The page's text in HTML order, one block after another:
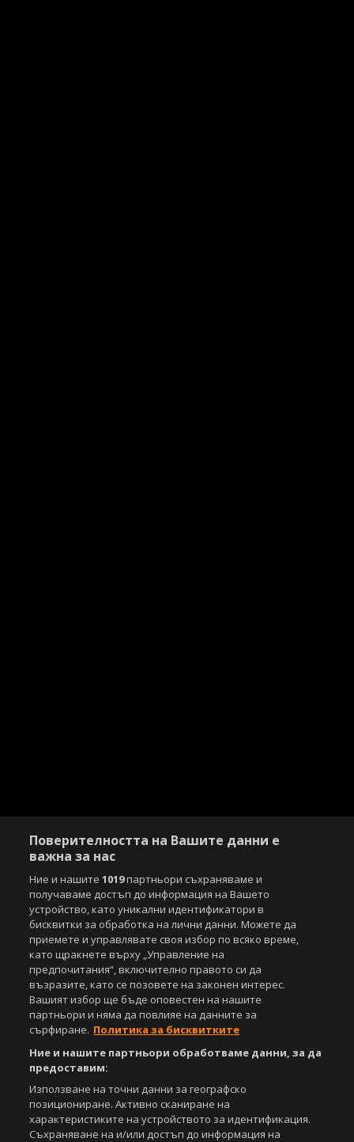
Поверителността на Вашите данни е
важна за нас
Ние и нашите1019партньори съхраняваме и
получаваме достъп до информация на Вашето
устройство, като уникални идентификатори в
бисквитки за обработка на лични данни. Можете да
приемете и управлявате своя избор по всяко време,
като щракнете върху „Управление на
предпочитания“, включително правото си да
възразите, като се позовете на законен интерес.
Вашият избор ще бъде оповестен на нашите
партньори и няма да повлияе на данните за
сърфиране. Политика за бисквитките
Ние и нашите партньори обработваме данни, за да
предоставим:
Използване на точни данни за географско
позициониране. Активно сканиране на
характеристиките на устройството за идентификация.
Съхраняване на и/или достъп до информация на